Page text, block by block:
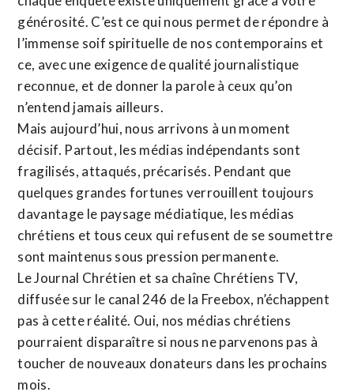
générosité. C’est ce qui nous permet de répondre à
l’immense soif spirituelle de nos contemporains et
ce, avec une exigence de qualité journalistique
reconnue, et de donner la parole à ceux qu’on
n’entend jamais ailleurs.
Mais aujourd’hui, nous arrivons à un moment
décisif. Partout, les médias indépendants sont
fragilisés, attaqués, précarisés. Pendant que
quelques grandes fortunes verrouillent toujours
davantage le paysage médiatique, les médias
chrétiens et tous ceux qui refusent de se soumettre
sont maintenus sous pression permanente.
Le Journal Chrétien et sa chaîne Chrétiens TV,
diffusée sur le canal 246 de la Freebox, n’échappent
pas à cette réalité. Oui, nos médias chrétiens
pourraient disparaître si nous ne parvenons pas à
toucher de nouveaux donateurs dans les prochains
mois.